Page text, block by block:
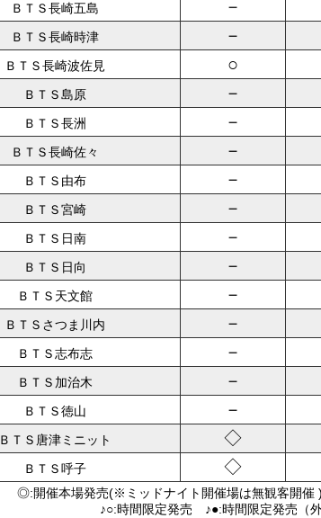
ＢＴＳ長崎五島 －
ＢＴＳ長崎時津 －
ＢＴＳ長崎波佐見 ○
ＢＴＳ島原 －
ＢＴＳ長洲 －
ＢＴＳ長崎佐々 －
ＢＴＳ由布 －
ＢＴＳ宮崎 －
ＢＴＳ日南 －
ＢＴＳ日向 －
ＢＴＳ天文館 －
ＢＴＳさつま川内 －
ＢＴＳ志布志 －
ＢＴＳ加治木 －
ＢＴＳ徳山 －
ＢＴＳ唐津ミニット ◇
ＢＴＳ呼子 ◇
◎:開催本場発売(※ミッドナイト開催場は無観客
♪○:時間限定発売 ♪●:時間限定発売